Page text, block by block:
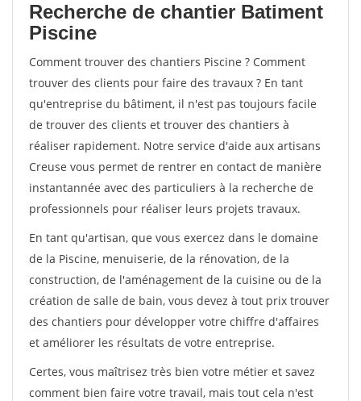
Recherche de chantier Batiment
Piscine
Comment trouver des chantiers Piscine ? Comment
trouver des clients pour faire des travaux ? En tant
qu'entreprise du bâtiment, il n'est pas toujours facile
de trouver des clients et trouver des chantiers à
réaliser rapidement. Notre service d'aide aux artisans
Creuse vous permet de rentrer en contact de manière
instantannée avec des particuliers à la recherche de
professionnels pour réaliser leurs projets travaux.
En tant qu'artisan, que vous exercez dans le domaine
de la Piscine, menuiserie, de la rénovation, de la
construction, de l'aménagement de la cuisine ou de la
création de salle de bain, vous devez à tout prix trouver
des chantiers pour développer votre chiffre d'affaires
et améliorer les résultats de votre entreprise.
Certes, vous maîtrisez très bien votre métier et savez
comment bien faire votre travail, mais tout cela n'est